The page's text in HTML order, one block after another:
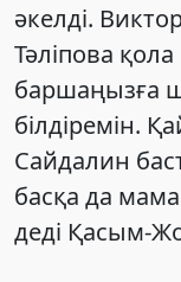
әкелді.
Тәліпова
баршаңызға
білдіремін.
Сайдалин
басқа да
деді Қасым-